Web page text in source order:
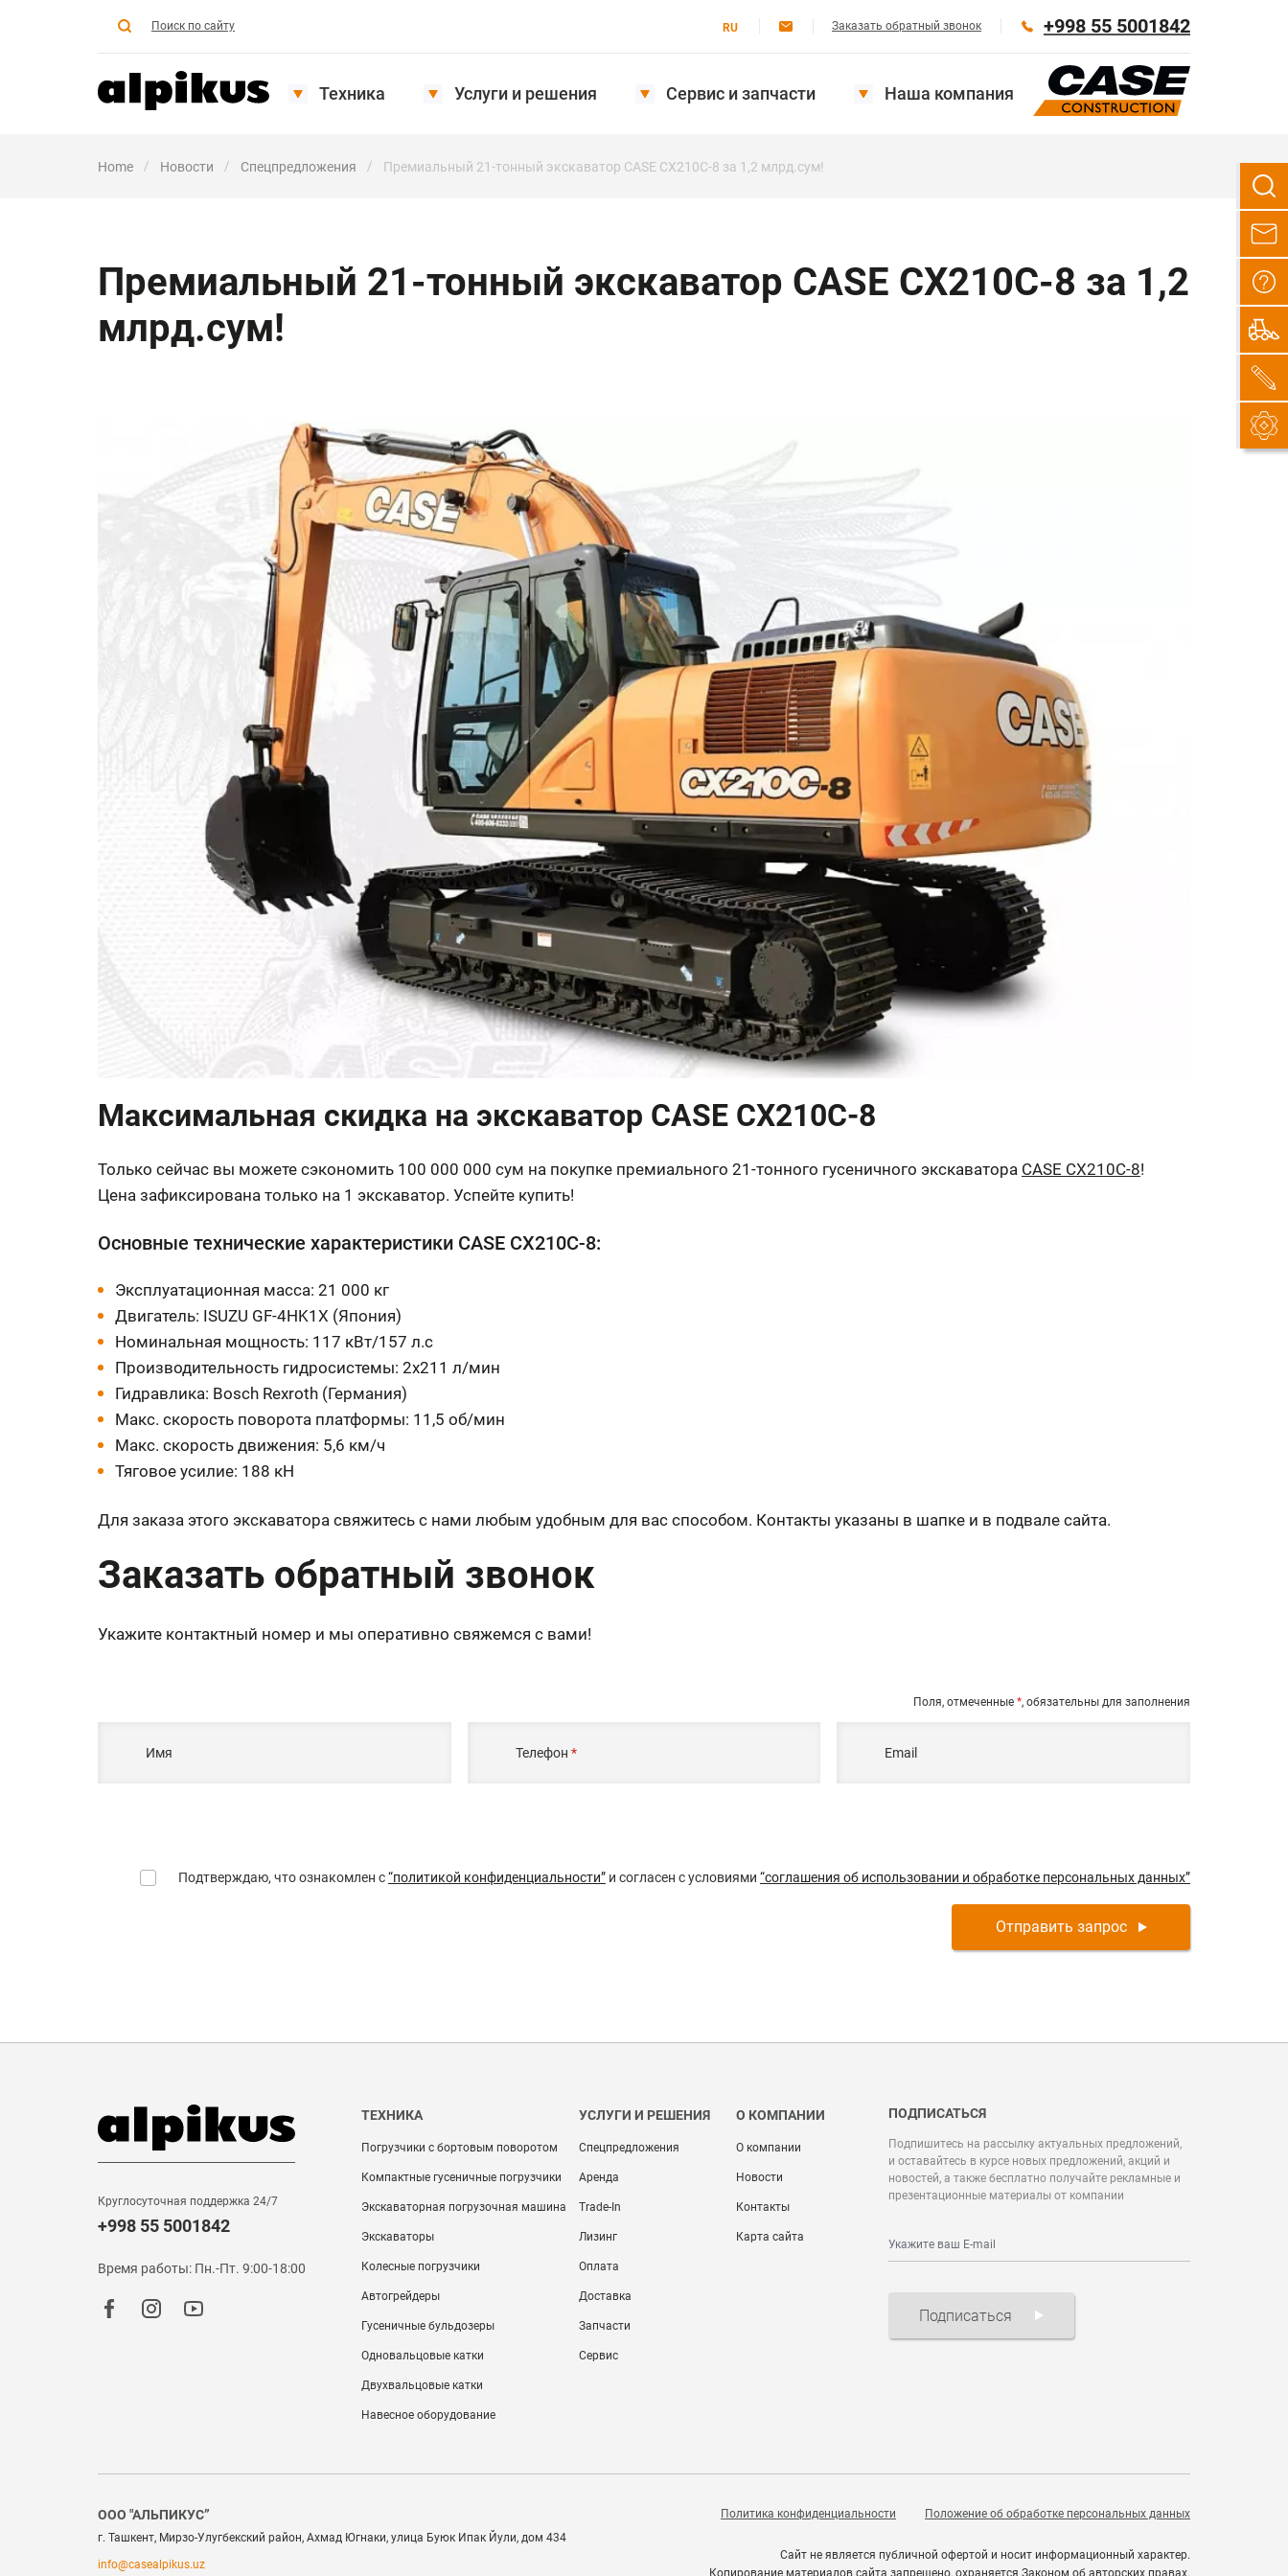
Поиск по сайту RU Заказать обратный звонок +998 55 5001842
Техника Услуги и решения Сервис и запчасти Наша компания
Home Новости Спецпредложения Премиальный 21-тонный экскаватор CASE CX210C-8 за 1,2 млрд.сум!
Премиальный 21-тонный экскаватор CASE CX210C-8 за 1,2
млрд.сум!
Максимальная скидка на экскаватор CASE CX210C-8
Только сейчас вы можете сэкономить 100 000 000 сум на покупке премиального 21-тонного гусеничного экскаватора CASE CX210C-8!
Цена зафиксирована только на 1 экскаватор. Успейте купить!
Основные технические характеристики CASE CX210C-8:
Эксплуатационная масса: 21 000 кг
Двигатель: ISUZU GF-4HK1X (Япония)
Номинальная мощность: 117 кВт/157 л.с
Производительность гидросистемы: 2х211 л/мин
Гидравлика: Bosch Rexroth (Германия)
Макс. скорость поворота платформы: 11,5 об/мин
Макс. скорость движения: 5,6 км/ч
Тяговое усилие: 188 кН
Для заказа этого экскаватора свяжитесь с нами любым удобным для вас способом. Контакты указаны в шапке и в подвале сайта.
Заказать обратный звонок
Укажите контактный номер и мы оперативно свяжемся с вами!
Поля, отмеченные *, обязательны для заполнения
Имя Телефон * Email
Подтверждаю, что ознакомлен с“политикой конфиденциальности” и согласен с условиями “соглашения об использовании и обработке персональных данных”
Отправить запрос
ООО "АЛЬПИКУС”
г. Ташкент, Мирзо-Улугбекский район, Ахмад Югнаки, улица Буюк Ипак Йули, дом 434
info@casealpikus.uz
Круглосуточная поддержка 24/7
+998 55 5001842
Время работы: Пн.-Пт. 9:00-18:00
ТЕХНИКА
Погрузчики с бортовым поворотом
Компактные гусеничные погрузчики
Экскаваторная погрузочная машина
Экскаваторы
Колесные погрузчики
Автогрейдеры
Гусеничные бульдозеры
Одновальцовые катки
Двухвальцовые катки
Навесное оборудование
УСЛУГИ И РЕШЕНИЯ
Спецпредложения
Аренда
Trade-In
Лизинг
Оплата
Доставка
Запчасти
Сервис
О КОМПАНИИ
О компании
Новости
Контакты
Карта сайта
ПОДПИСАТЬСЯ
Подпишитесь на рассылку актуальных предложений,
и оставайтесь в курсе новых предложений, акций и
новостей, а также бесплатно получайте рекламные и
презентационные материалы от компании
Подписаться
Политика конфиденциальности Положение об обработке персональных данных
Сайт не является публичной офертой и носит информационный характер.
Копирование материалов сайта запрещено, охраняется Законом об авторских правах.